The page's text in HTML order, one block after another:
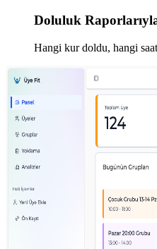
Doluluk
Hangi kur doldu, hangi